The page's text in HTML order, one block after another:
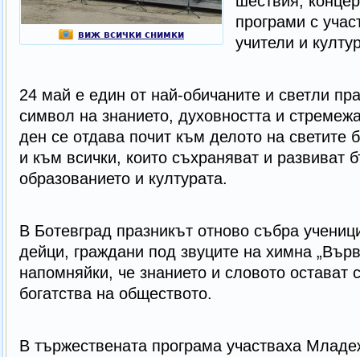
виж всички снимки
програми с
учители и
24 май е един от най-обичаните и светли
символ на знанието, духовността и
ден се отдава почит към делото на светите
и към всички, които съхраняват и развиват
образованието и културата.
В Ботевград празникът отново събра
дейци, граждани под звуците на химна
напомняйки, че знанието и словото остават
богатства на обществото.
В тържествената програма участваха